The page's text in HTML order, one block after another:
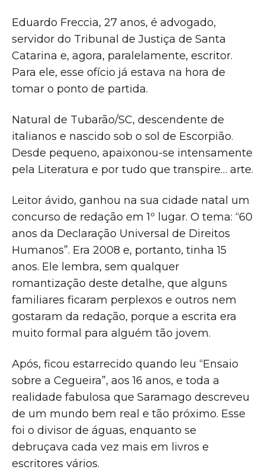
Eduardo Freccia, 27 anos, é advogado,
servidor do Tribunal de Justiça de Santa
Catarina e, agora, paralelamente, escritor.
Para ele, esse ofício já estava na hora de
tomar o ponto de partida.
Natural de Tubarão/SC, descendente de
italianos e nascido sob o sol de Escorpião.
Desde pequeno, apaixonou-se intensamente
pela Literatura e por tudo que transpire… arte.
Leitor ávido, ganhou na sua cidade natal um
concurso de redação em 1º lugar. O tema: “60
anos da Declaração Universal de Direitos
Humanos”. Era 2008 e, portanto, tinha 15
anos. Ele lembra, sem qualquer
romantização deste detalhe, que alguns
familiares ficaram perplexos e outros nem
gostaram da redação, porque a escrita era
muito formal para alguém tão jovem.
Após, ficou estarrecido quando leu “Ensaio
sobre a Cegueira”, aos 16 anos, e toda a
realidade fabulosa que Saramago descreveu
de um mundo bem real e tão próximo. Esse
foi o divisor de águas, enquanto se
debruçava cada vez mais em livros e
escritores vários.